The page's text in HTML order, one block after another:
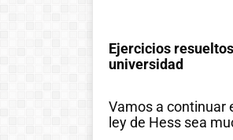
Ejercicios
universidad
Vamos a continuar
ley de Hess sea